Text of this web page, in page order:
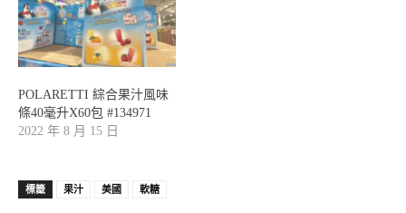
POLARETTI 綜合果汁風味
條40毫升X60包 #134971
2022 年 8 月 15 日
標籤 果汁 美國 軟糖